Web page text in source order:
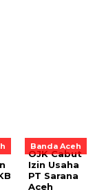
Banda Aceh
OJK Cabut
Izin Usaha
PT Sarana
Aceh